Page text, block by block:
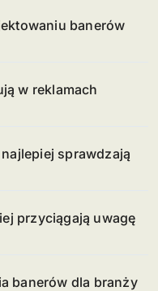
banerów
w reklamach
sprawdzają
przyciągają uwagę
banerów dla branży